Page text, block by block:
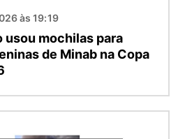
às 19:19
usou mochilas para
de Minab na Copa